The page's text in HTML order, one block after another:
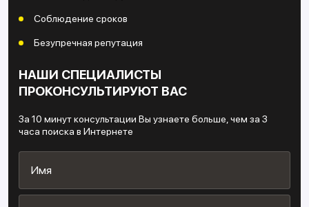
Соблюдение сроков
Безупречная репутация
НАШИ СПЕЦИАЛИСТЫ
ПРОКОНСУЛЬТИРУЮТ ВАС
За 10 минут консультации Вы узнаете больше, чем за 3
часа поиска в Интернете